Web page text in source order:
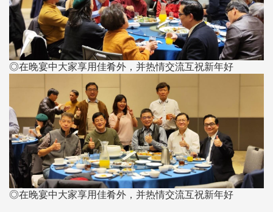
◎在晚宴中大家享用佳肴外，并热情交流互祝新年好
◎在晚宴中大家享用佳肴外，并热情交流互祝新年好